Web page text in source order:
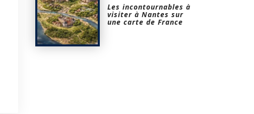
Les incontournables à
visiter à Nantes sur
une carte de France